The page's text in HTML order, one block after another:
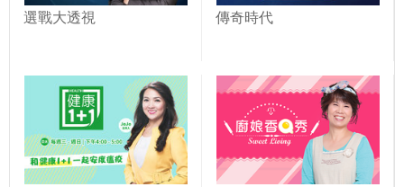
選戰大透視 傳奇時代